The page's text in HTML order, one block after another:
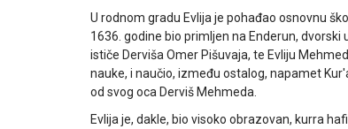
U rodnom gradu Evlija je pohađao osnovnu
1636. godine bio primljen na Enderun,
ističe Derviša Omer Pišuvaja, te Evliju
nauke, i naučio, između ostalog, napamet
od svog oca Derviš Mehmeda.
Evlija je, dakle, bio visoko obrazovan, kurra